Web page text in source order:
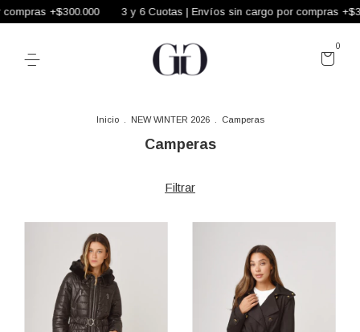
+$300.000 3 y 6 Cuotas | Envíos sin cargo por compras
0
Inicio NEW WINTER 2026 Camperas
Camperas
Filtrar